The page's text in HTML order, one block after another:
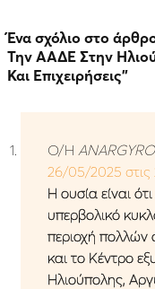
Ένα σχόλιο στο
Την ΑΑΔΕ Στην
Και Επιχειρήσεις”
Ο/Η
26/05/2025 στις
Η ουσία είναι
υπερβολικό
περιοχή πολλών
και το Κέντρο
Ηλιούπολης,